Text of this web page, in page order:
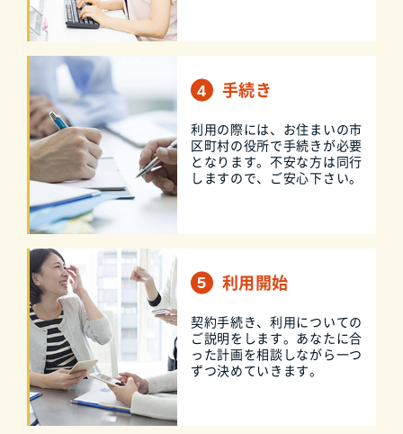
手続き
利用の際には、お住まいの市
区町村の役所で手続きが必要
となります。不安な方は同行
しますので、ご安心下さい。
利用開始
契約手続き、利用についての
ご説明をします。あなたに合
った計画を相談しながら一つ
ずつ決めていきます。